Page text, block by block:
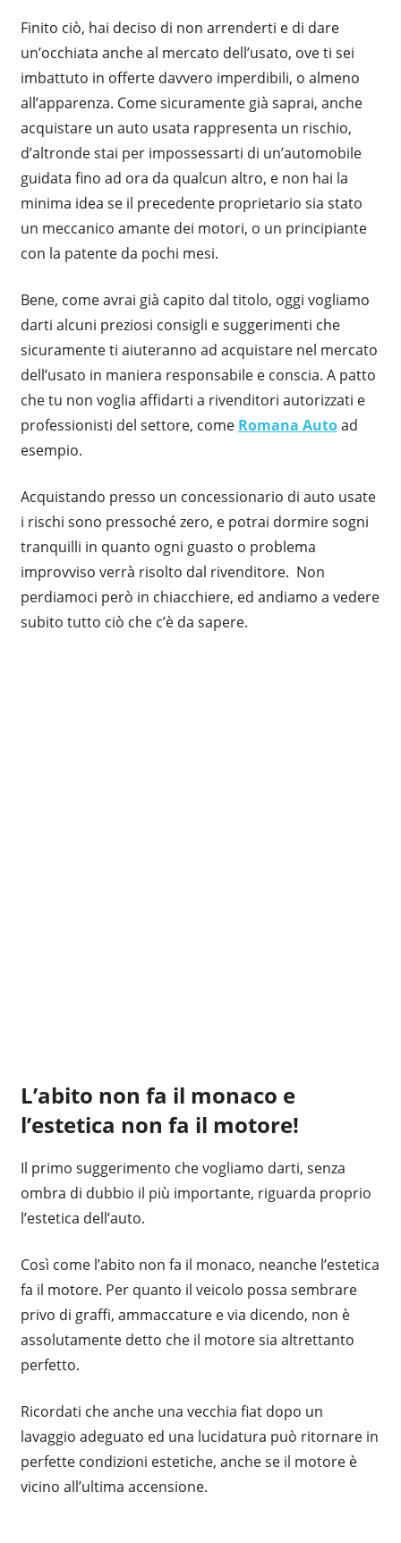
Finito ciò, hai deciso di non arrenderti e di dare
un’occhiata anche al mercato dell’usato, ove ti sei
imbattuto in offerte davvero imperdibili, o almeno
all’apparenza. Come sicuramente già saprai, anche
acquistare un auto usata rappresenta un rischio,
d’altronde stai per impossessarti di un’automobile
guidata fino ad ora da qualcun altro, e non hai la
minima idea se il precedente proprietario sia stato
un meccanico amante dei motori, o un principiante
con la patente da pochi mesi.
Bene, come avrai già capito dal titolo, oggi vogliamo
darti alcuni preziosi consigli e suggerimenti che
sicuramente ti aiuteranno ad acquistare nel mercato
dell’usato in maniera responsabile e conscia. A patto
che tu non voglia affidarti a rivenditori autorizzati e
professionisti del settore, come Romana Autoad
esempio.
Acquistando presso un concessionario di auto usate
i rischi sono pressoché zero, e potrai dormire sogni
tranquilli in quanto ogni guasto o problema
improvviso verrà risolto dal rivenditore. Non
perdiamoci però in chiacchiere, ed andiamo a vedere
subito tutto ciò che c’è da sapere.
L’abito non fa il monaco e
l’estetica non fa il motore!
Il primo suggerimento che vogliamo darti, senza
ombra di dubbio il più importante, riguarda proprio
l’estetica dell’auto.
Così come l’abito non fa il monaco, neanche l’estetica
fa il motore. Per quanto il veicolo possa sembrare
privo di graffi, ammaccature e via dicendo, non è
assolutamente detto che il motore sia altrettanto
perfetto.
Ricordati che anche una vecchia fiat dopo un
lavaggio adeguato ed una lucidatura può ritornare in
perfette condizioni estetiche, anche se il motore è
vicino all’ultima accensione.